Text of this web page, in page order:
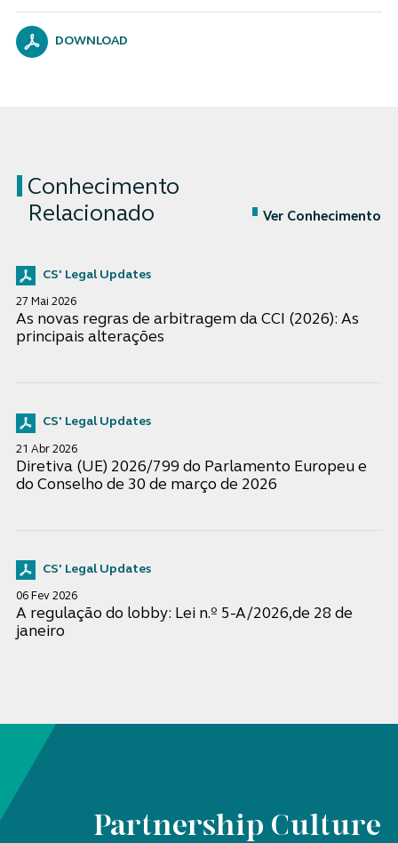
DOWNLOAD
Conhecimento
Relacionado
Ver Conhecimento
CS' Legal Updates
27 Mai 2026
As novas regras de arbitragem da CCI (2026): As
principais alterações
CS' Legal Updates
21 Abr 2026
Diretiva (UE) 2026/799 do Parlamento Europeu e
do Conselho de 30 de março de 2026
CS' Legal Updates
06 Fev 2026
A regulação do lobby: Lei n.º 5-A/2026,de 28 de
janeiro
Partnership Culture